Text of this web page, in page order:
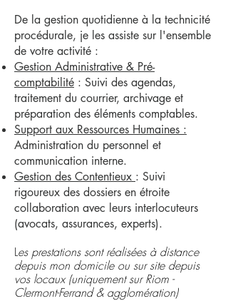
De la gestion quotidienne à la technicité
procédurale, je les assiste sur l'ensemble
de votre activité :
Gestion Administrative & Pré-
comptabilité : Suivi des agendas,
traitement du courrier, archivage et
préparation des éléments comptables.
Support aux Ressources Humaines :
Administration du personnel et
communication interne.
Gestion des Contentieux : Suivi
rigoureux des dossiers en étroite
collaboration avec leurs interlocuteurs
(avocats, assurances, experts).
Les prestations sont réalisées à distance
depuis mon domicile ou sur site depuis
vos locaux (uniquement sur Riom -
Clermont-Ferrand & agglomération)